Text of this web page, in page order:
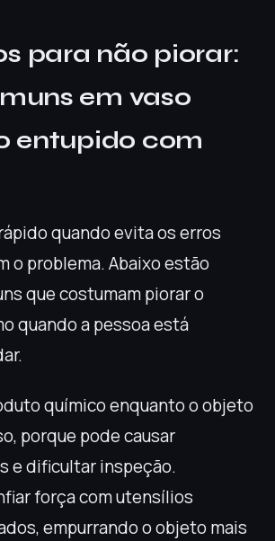
para não piorar:
em vaso
entupido com
quando evita os erros
o problema. Abaixo estão
que costumam piorar o
quando a pessoa está
químico enquanto o objeto
porque pode causar
e dificultar inspeção.
força com utensílios
empurrando o objeto mais